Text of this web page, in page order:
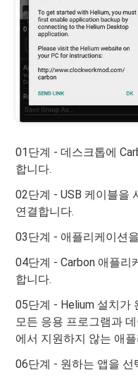
01단계 - 데스크톱에
합니다.
02단계 - USB 케이블을
연결합니다.
03단계 - 애플리케이션
04단계 - Carbon 애플리
합니다.
05단계 - Helium 설치가
모든 응용 프로그램과
에서 지원하지 않는 애
06단계 - 원하는 앱을 선